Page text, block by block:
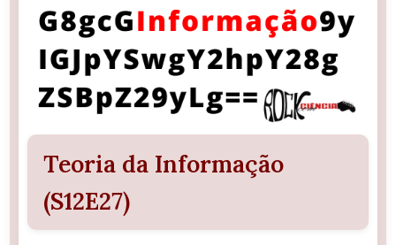
Teoria da Informação
(S12E27)